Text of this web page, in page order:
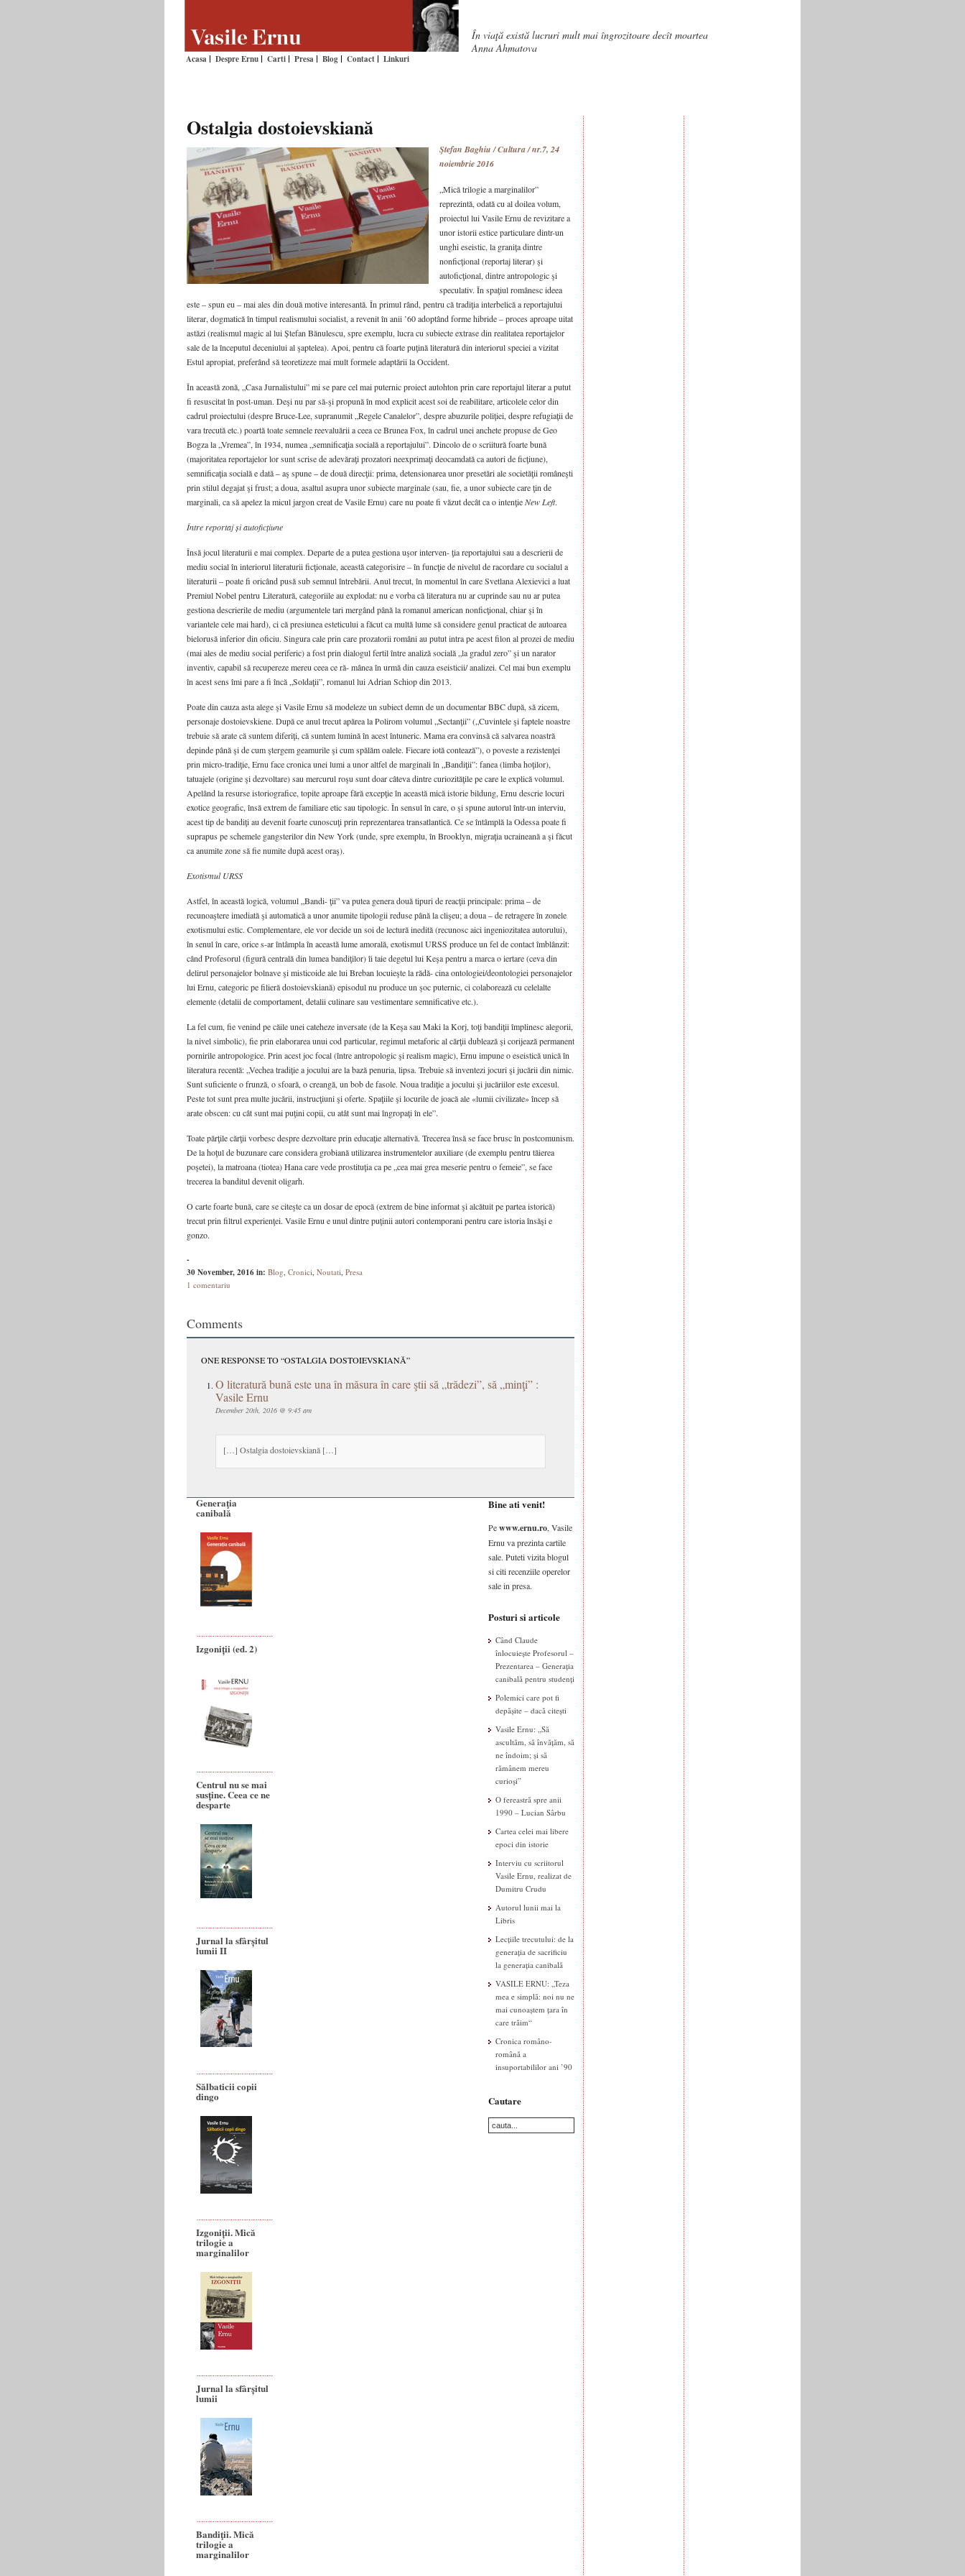
Acasa Despre Ernu Carti Presa Blog Contact Linkuri
În viaţă există lucruri mult mai îngrozitoare decît moartea
Anna Ahmatova
Ostalgia dostoievskiană
Ştefan Baghiu / Cultura / nr.7, 24
noiembrie 2016
„Mică trilogie a marginalilor”
reprezintă, odată cu al doilea volum,
proiectul lui Vasile Ernu de revizitare a
unor istorii estice particulare dintr-un
unghi eseistic, la graniţa dintre
nonficţional (reportaj literar) şi
autoficţional, dintre antropologic şi
speculativ. În spaţiul românesc ideea
este – spun eu – mai ales din două motive interesantă. În primul rând, pentru că tradiţia interbelică a reportajului
literar, dogmatică în timpul realismului socialist, a revenit în anii ’60 adoptând forme hibride – proces aproape uitat
astăzi (realismul magic al lui Ștefan Bănulescu, spre exemplu, lucra cu subiecte extrase din realitatea reportajelor
sale de la începutul deceniului al şaptelea). Apoi, pentru că foarte puţină literatură din interiorul speciei a vizitat
Estul apropiat, preferând să teoretizeze mai mult formele adaptării la Occident.
În această zonă, „Casa Jurnalistului” mi se pare cel mai puternic proiect autohton prin care reportajul literar a putut
fi resuscitat în post-uman. Deşi nu par să-şi propună în mod explicit acest soi de reabilitare, articolele celor din
cadrul proiectului (despre Bruce-Lee, supranumit „Regele Canalelor”, despre abuzurile poliţiei, despre refugiaţii de
vara trecută etc.) poartă toate semnele reevaluării a ceea ce Brunea Fox, în cadrul unei anchete propuse de Geo
Bogza la „Vremea”, în 1934, numea „semnificaţia socială a reportajului”. Dincolo de o scriitură foarte bună
(majoritatea reportajelor lor sunt scrise de adevăraţi prozatori neexprimaţi deocamdată ca autori de ficţiune),
semnificaţia socială e dată – aş spune – de două direcţii: prima, detensionarea unor presetări ale societăţii româneşti
prin stilul degajat şi frust; a doua, asaltul asupra unor subiecte marginale (sau, fie, a unor subiecte care ţin de
marginali, ca să apelez la micul jargon creat de Vasile Ernu) care nu poate fi văzut decât ca o intenţieNew Left.
Între reportaj și autoficțiune
Însă jocul literaturii e mai complex. Departe de a putea gestiona uşor interven- ţia reportajului sau a descrierii de
mediu social în interiorul literaturii ficţionale, această categorisire – în funcţie de nivelul de racordare cu socialul a
literaturii – poate fi oricând pusă sub semnul întrebării. Anul trecut, în momentul în care Svetlana Alexievici a luat
Premiul Nobel pentru Literatură, categoriile au explodat: nu e vorba că literatura nu ar cuprinde sau nu ar putea
gestiona descrierile de mediu (argumentele tari mergând până la romanul american nonficţional, chiar şi în
variantele cele mai hard), ci că presiunea esteticului a făcut ca multă lume să considere genul practicat de autoarea
bielorusă inferior din oficiu. Singura cale prin care prozatorii români au putut intra pe acest filon al prozei de mediu
(mai ales de mediu social periferic) a fost prin dialogul fertil între analiză socială „la gradul zero” şi un narator
inventiv, capabil să recupereze mereu ceea ce ră- mânea în urmă din cauza eseisticii/ analizei. Cel mai bun exemplu
în acest sens îmi pare a fi încă „Soldaţii”, romanul lui Adrian Schiop din 2013.
Poate din cauza asta alege şi Vasile Ernu să modeleze un subiect demn de un documentar BBC după, să zicem,
personaje dostoievskiene. După ce anul trecut apărea la Polirom volumul „Sectanţii” („Cuvintele şi faptele noastre
trebuie să arate că suntem diferiţi, că suntem lumină în acest întuneric. Mama era convinsă că salvarea noastră
depinde până şi de cum ştergem geamurile şi cum spălăm oalele. Fiecare iotă contează”), o poveste a rezistenţei
prin micro-tradiţie, Ernu face cronica unei lumi a unor altfel de marginali în „Bandiţii”: fanea (limba hoţilor),
tatuajele (origine şi dezvoltare) sau mercurul roşu sunt doar câteva dintre curiozităţile pe care le explică volumul.
Apelând la resurse istoriografice, topite aproape fără excepţie în această mică istorie bildung, Ernu descrie locuri
exotice geografic, însă extrem de familiare etic sau tipologic. În sensul în care, o şi spune autorul într-un interviu,
acest tip de bandiţi au devenit foarte cunoscuţi prin reprezentarea transatlantică. Ce se întâmplă la Odessa poate fi
suprapus pe schemele gangsterilor din New York (unde, spre exemplu, în Brooklyn, migraţia ucraineană a şi făcut
ca anumite zone să fie numite după acest oraş).
Exotismul URSS
Astfel, în această logică, volumul „Bandi- ţii” va putea genera două tipuri de reacţii principale: prima – de
recunoaştere imediată şi automatică a unor anumite tipologii reduse până la clişeu; a doua – de retragere în zonele
exotismului estic. Complementare, ele vor decide un soi de lectură inedită (recunosc aici ingeniozitatea autorului),
în senul în care, orice s-ar întâmpla în această lume amorală, exotismul URSS produce un fel de contact îmblânzit:
când Profesorul (figură centrală din lumea bandiţilor) îi taie degetul lui Keşa pentru a marca o iertare (ceva din
delirul personajelor bolnave şi misticoide ale lui Breban locuieşte la rădă- cina ontologiei/deontologiei personajelor
lui Ernu, categoric pe filieră dostoievskiană) episodul nu produce un şoc puternic, ci colaborează cu celelalte
elemente (detalii de comportament, detalii culinare sau vestimentare semnificative etc.).
La fel cum, fie venind pe căile unei cateheze inversate (de la Keşa sau Maki la Korj, toţi bandiţii împlinesc alegorii,
la nivel simbolic), fie prin elaborarea unui cod particular, regimul metaforic al cărţii dublează şi corijează permanent
pornirile antropologice. Prin acest joc focal (între antropologic şi realism magic), Ernu impune o eseistică unică în
literatura recentă: „Vechea tradiţie a jocului are la bază penuria, lipsa. Trebuie să inventezi jocuri şi jucării din nimic.
Sunt suficiente o frunză, o sfoară, o creangă, un bob de fasole. Noua tradiţie a jocului şi jucăriilor este excesul.
Peste tot sunt prea multe jucării, instrucţiuni şi oferte. Spaţiile şi locurile de joacă ale «lumii civilizate» încep să
arate obscen: cu cât sunt mai puţini copii, cu atât sunt mai îngropaţi în ele”.
Toate părţile cărţii vorbesc despre dezvoltare prin educaţie alternativă. Trecerea însă se face brusc în postcomunism.
De la hoţul de buzunare care considera grobiană utilizarea instrumentelor auxiliare (de exemplu pentru tăierea
poşetei), la matroana (tiotea) Hana care vede prostituţia ca pe „cea mai grea meserie pentru o femeie”, se face
trecerea la banditul devenit oligarh.
O carte foarte bună, care se citeşte ca un dosar de epocă (extrem de bine informat şi alcătuit pe partea istorică)
trecut prin filtrul experienţei. Vasile Ernu e unul dintre puţinii autori contemporani pentru care istoria însăşi e
gonzo.
-
30 November, 2016in: Blog, Cronici, Noutati, Presa
1 comentariu
Comments
ONE RESPONSE TO “OSTALGIA DOSTOIEVSKIANĂ”
O literatură bună este una în măsura în care ştii să „trădezi”, să „minţi” :
Vasile Ernu
December 20th, 2016 @ 9:45 am
[…] Ostalgia dostoievskiană […]
Generaţia
canibală
Izgoniții (ed. 2)
Centrul nu se mai
susține. Ceea ce ne
desparte
Jurnal la sfârșitul
lumii II
Sălbaticii copii
dingo
Izgoniții. Mică
trilogie a
marginalilor
Jurnal la sfârșitul
lumii
Bandiţii. Mică
trilogie a
marginalilor
Bine ati venit!
Pewww.ernu.ro, Vasile
Ernu va prezinta cartile
sale. Puteti vizita blogul
si citi recenziile operelor
sale in presa.
Posturi si articole
Când Claude
înlocuiește Profesorul –
Prezentarea – Generația
canibală pentru studenți
Polemici care pot fi
depășite – dacă citești
Vasile Ernu: „Să
ascultăm, să învățăm, să
ne îndoim; și să
rămânem mereu
curioși”
O fereastră spre anii
1990 – Lucian Sârbu
Cartea celei mai libere
epoci din istorie
Interviu cu scriitorul
Vasile Ernu, realizat de
Dumitru Crudu
Autorul lunii mai la
Libris
Lecțiile trecutului: de la
generația de sacrificiu
la generația canibală
VASILE ERNU: „Teza
mea e simplă: noi nu ne
mai cunoaștem țara în
care trăim“
Cronica româno-
română a
insuportabililor ani ’90
Cautare